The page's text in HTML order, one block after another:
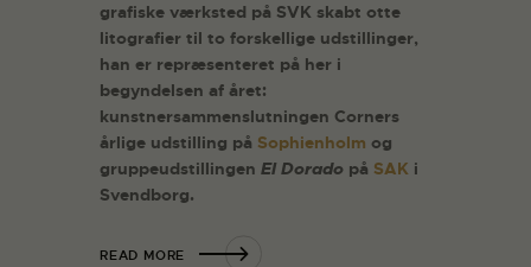
grafiske værksted på SVK skabt otte
litografier til to forskellige udstillinger,
han er repræsenteret på her i
begyndelsen af året:
kunstnersammenslutningen Corners
årlige udstilling på Sophienholm og
gruppeudstillingen El Dorado på SAK i
Svendborg.
READ MORE